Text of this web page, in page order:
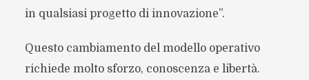
in qualsiasi progetto di innovazione”.
Questo cambiamento del modello operativo
richiede molto sforzo, conoscenza e libertà.